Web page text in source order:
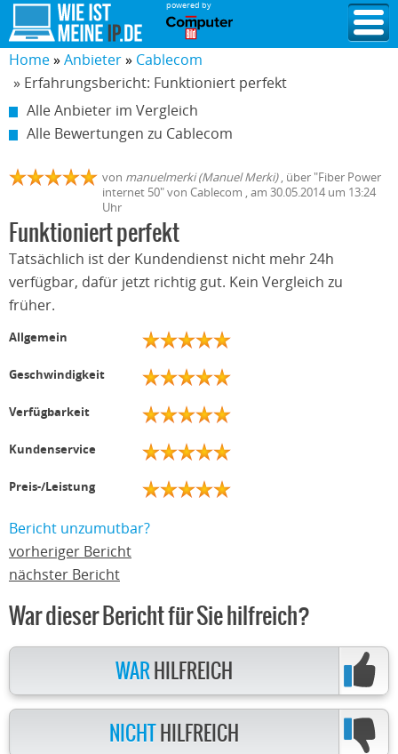
powered by
Home Anbieter
Cablecom
» Erfahrungsbericht: Funktioniert perfekt
Alle Anbieter im Vergleich
Alle Bewertungen zu Cablecom
von manuelmerki (Manuel Merki), über "Fiber Power
internet 50" von Cablecom , am 30.05.2014um 13:24
Uhr
Funktioniert perfekt
Tatsächlich ist der Kundendienst nicht mehr 24h
verfügbar, dafür jetzt richtig gut. Kein Vergleich zu
früher.
Allgemein
Geschwindigkeit
Verfügbarkeit
Kundenservice
Preis-/Leistung
Bericht unzumutbar?
vorheriger Bericht
nächster Bericht
War dieser Bericht für Sie hilfreich?
WAR HILFREICH
NICHT HILFREICH